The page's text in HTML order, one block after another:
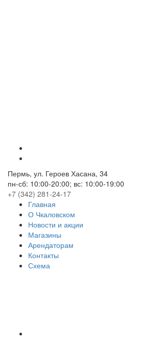
Пермь, ул. Героев Хасана, 34
пн-сб: 10:00-20:00; вс: 10:00-19:00
+7 (342) 281-24-17
Главная
О Чкаловском
Новости и акции
Магазины
Арендаторам
Контакты
Схема